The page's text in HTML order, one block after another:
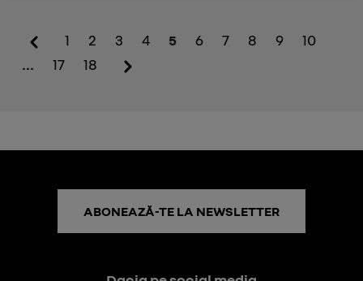
1 2 3 4 5 6 7 8 9
10
...
17 18
ABONEAZĂ-TE LA NEWSLETTER